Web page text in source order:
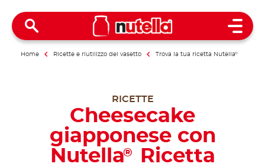
Open
Home Ricette e riutilizzo del vasetto Trova la tua ricetta Nutella®
RICETTE
Cheesecake
giapponese con
Nutella® Ricetta